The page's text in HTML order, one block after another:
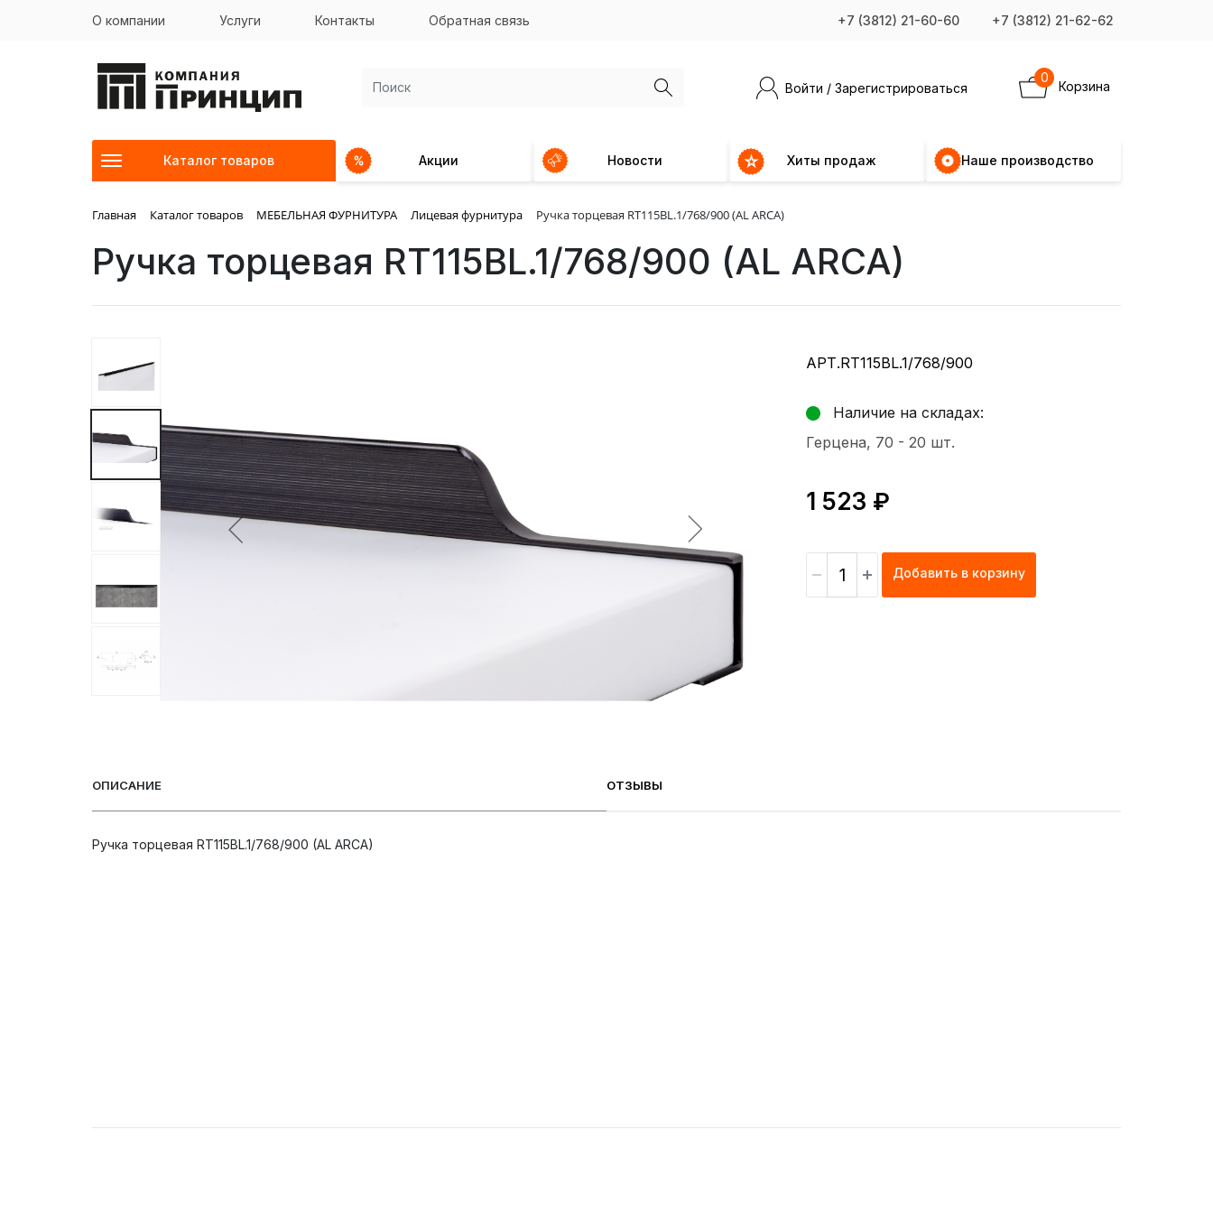
О компании Услуги Контакты Обратная связь +7 (3812) 21-60-60 +7 (3812) 21-62-62
Войти / Зарегистрироваться Корзина
0
Каталог товаров Акции Новости Хиты продаж Наше производство
Главная Каталог товаров МЕБЕЛЬНАЯ ФУРНИТУРА Лицевая фурнитура Ручка торцевая RT115BL.1/768/900 (AL ARCA)
Ручка торцевая RT115BL.1/768/900 (AL ARCA)
АРТ.RT115BL.1/768/900
Наличие на складах:
Герцена, 70 - 20 шт.
1 523 ₽
Добавить в корзину
ОПИСАНИЕ ОТЗЫВЫ
Ручка торцевая RT115BL.1/768/900 (AL ARCA)